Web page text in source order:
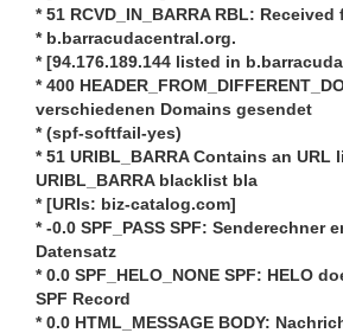
* 51 RCVD_IN_BARRA RBL:
* b.barracudacentral.org.
* [94.176.189.144 listed in
* 400
verschiedenen Domains gesendet
* (spf-softfail-yes)
* 51 URIBL_BARRA Contains an URL
URIBL_BARRA blacklist bla
* [URIs: biz-catalog.com]
* -0.0 SPF_PASS SPF: Senderechner
Datensatz
* 0.0 SPF_HELO_NONE SPF: HELO
SPF Record
* 0.0 HTML_MESSAGE BODY: